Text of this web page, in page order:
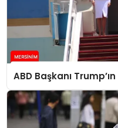
ABD Başkanı